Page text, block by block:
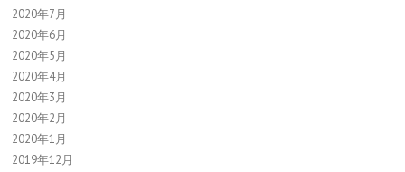
2020年7月
2020年6月
2020年5月
2020年4月
2020年3月
2020年2月
2020年1月
2019年12月